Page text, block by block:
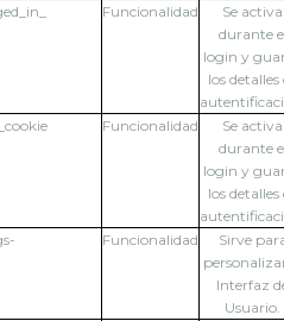
Funcionalidad
Se activa
durante
login y
los detalles
Funcionalidad
Se activa
durante
login y
los detalles
Funcionalidad
Sirve
Interfaz
Usuario.